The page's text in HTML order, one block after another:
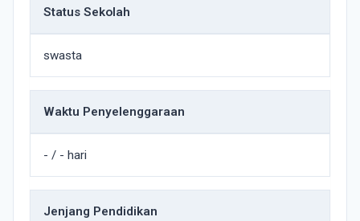
Status Sekolah
swasta
Waktu Penyelenggaraan
- / - hari
Jenjang Pendidikan